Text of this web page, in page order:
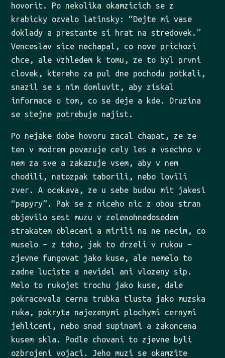
hovorit. Po nekolika okamzicich se z
krabicky ozvalo latinsky: “Dejte mi vase
doklady a prestante si hrat na stredovek.”
Venceslav sice nechapal, co nove prichozi
chce, ale vzhledem k tomu, ze to byl prvni
clovek, ktereho za pul dne pochodu potkali,
snazil se s nim domluvit, aby ziskal
informace o tom, co se deje a kde. Druzina
se stejne potrebuje najist.
Po nejake dobe hovoru zacal chapat, ze ze
ten v modrem povazuje cely les a vsechno v
nem za sve a zakazuje vsem, aby v nem
chodili, natozpak taborili, nebo lovili
zver. A ocekava, ze u sebe budou mit jakesi
“papyry”. Pak se z niceho nic z obou stran
objevilo sest muzu v zelenohnedosedem
strakatem obleceni a mirili na ne necim, co
muselo – z toho, jak to drzeli v rukou –
zjevne fungovat jako kuse, ale nemelo to
zadne luciste a nevidel ani vlozeny sip.
Melo to rukojet trochu jako kuse, dale
pokracovala cerna trubka tlusta jako muzska
ruka, pokryta najezenymi plochymi cernymi
jehlicemi, nebo snad supinami a zakoncena
kusem skla. Podle chovani to zjevne byli
ozbrojeni vojaci. Jeho muzi se okamzite